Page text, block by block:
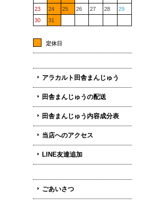
23
24 25 26 27 28
29
30
31
定休日
アラカルト田舎まんじゅう
田舎まんじゅうの配送
田舎まんじゅう内容成分表
当店へのアクセス
LINE友達追加
ごあいさつ